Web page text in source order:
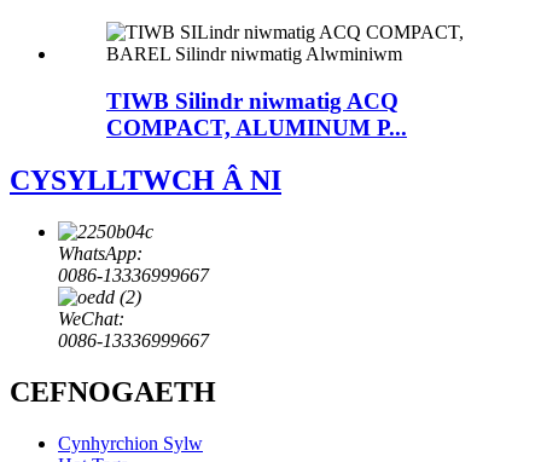
TIWB Silindr niwmatig ACQ
COMPACT, ALUMINUM P...
CYSYLLTWCH Â NI
WhatsApp:
0086-13336999667
WeChat:
0086-13336999667
CEFNOGAETH
Cynhyrchion Sylw